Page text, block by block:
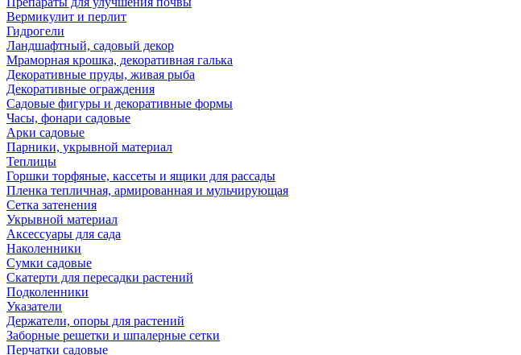
Вермикулит и перлит
Гидрогели
Ландшафтный, садовый декор
Мраморная крошка, декоративная галька
Декоративные пруды, живая рыба
Декоративные ограждения
Садовые фигуры и декоративные формы
Часы, фонари садовые
Арки садовые
Парники, укрывной материал
Теплицы
Горшки торфяные, кассеты и ящики для рассады
Пленка тепличная, армированная и мульчирующая
Сетка затенения
Укрывной материал
Аксессуары для сада
Наколенники
Сумки садовые
Скатерти для пересадки растений
Подколенники
Указатели
Держатели, опоры для растений
Заборные решетки и шпалерные сетки
Перчатки садовые